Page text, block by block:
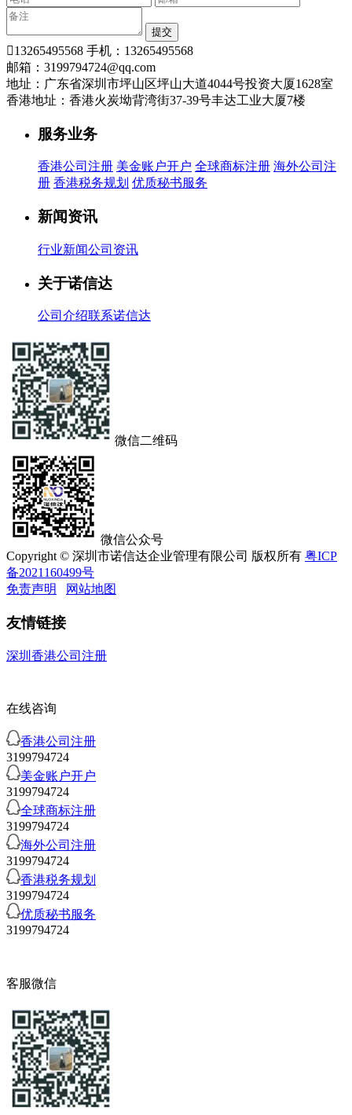
提交
13265495568 手机：13265495568
邮箱：3199794724@qq.com
地址：广东省深圳市坪山区坪山大道4044号投资大厦1628室
香港地址：香港火炭坳背湾街37-39号丰达工业大厦7楼
服务业务
香港公司注册 美金账户开户 全球商标注册 海外公司注
册 香港税务规划 优质秘书服务
新闻资讯
行业新闻公司资讯
关于诺信达
公司介绍联系诺信达
微信二维码
微信公众号
Copyright © 深圳市诺信达企业管理有限公司 版权所有 粤ICP
备2021160499号
免责声明
网站地图
友情链接
深圳香港公司注册
在线咨询
香港公司注册
3199794724
美金账户开户
3199794724
全球商标注册
3199794724
海外公司注册
3199794724
香港税务规划
3199794724
优质秘书服务
3199794724
客服微信